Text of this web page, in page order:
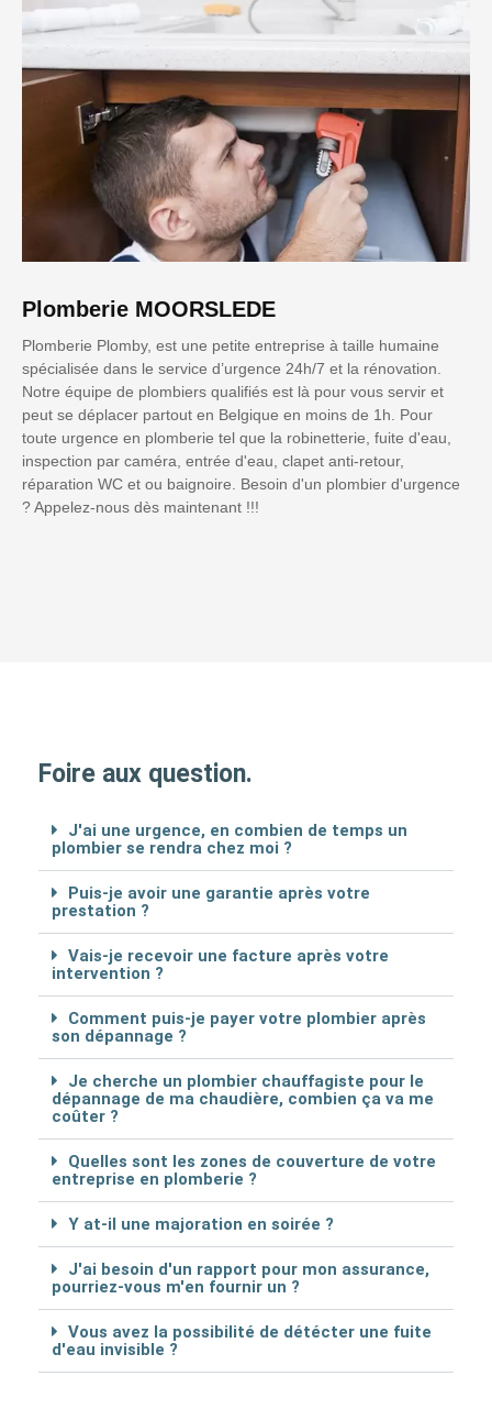
Plomberie MOORSLEDE
Plomberie Plomby, est une petite entreprise à taille humaine
spécialisée dans le service d’urgence 24h/7 et la rénovation.
Notre équipe de plombiers qualifiés est là pour vous servir et
peut se déplacer partout en Belgique en moins de 1h. Pour
toute urgence en plomberie tel que la robinetterie, fuite d'eau,
inspection par caméra, entrée d'eau, clapet anti-retour,
réparation WC et ou baignoire. Besoin d'un plombier d'urgence
? Appelez-nous dès maintenant !!!
Foire aux question.
J'ai une urgence, en combien de temps un
plombier se rendra chez moi ?
Puis-je avoir une garantie après votre
prestation ?
Vais-je recevoir une facture après votre
intervention ?
Comment puis-je payer votre plombier après
son dépannage ?
Je cherche un plombier chauffagiste pour le
dépannage de ma chaudière, combien ça va me
coûter ?
Quelles sont les zones de couverture de votre
entreprise en plomberie ?
Y at-il une majoration en soirée ?
J'ai besoin d'un rapport pour mon assurance,
pourriez-vous m'en fournir un ?
Vous avez la possibilité de détécter une fuite
d'eau invisible ?